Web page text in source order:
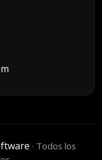
· Todos los